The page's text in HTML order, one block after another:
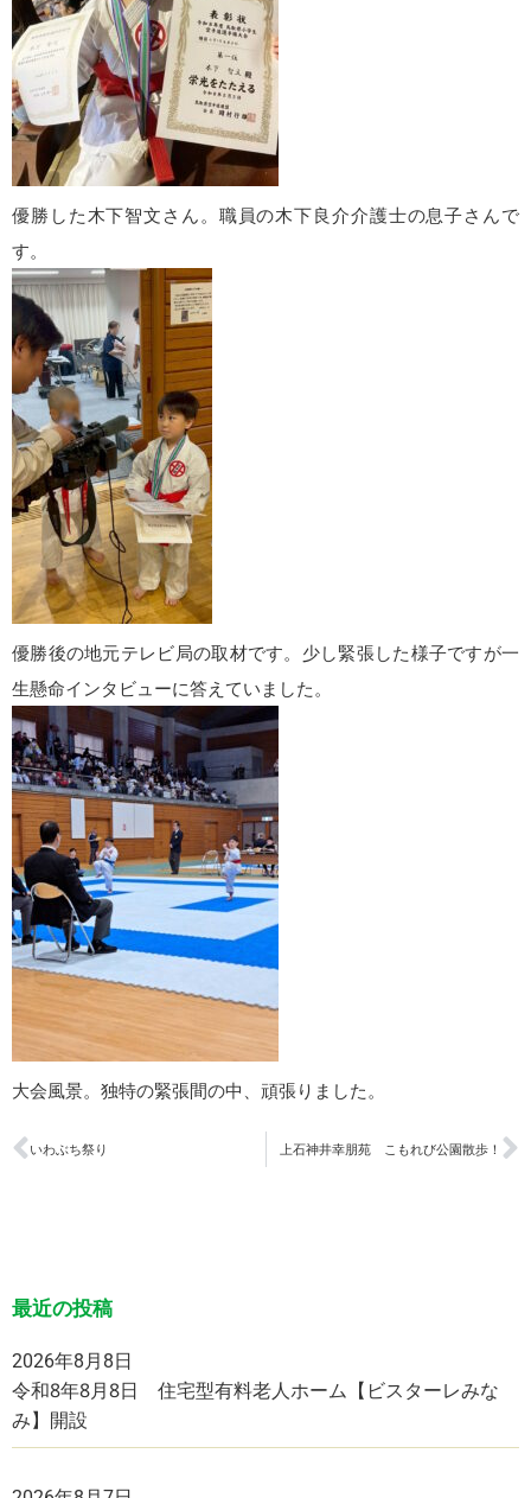
優勝した木下智文さん。職員の木下良介介護士の息子さんで
す。
優勝後の地元テレビ局の取材です。少し緊張した様子ですが一
生懸命インタビューに答えていました。
大会風景。独特の緊張間の中、頑張りました。
いわぶち祭り 上石神井幸朋苑 こもれび公園散歩！
最近の投稿
2026年8月8日
令和8年8月8日 住宅型有料老人ホーム【ビスターレみな
み】開設